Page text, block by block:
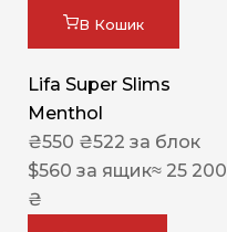
В Кошик
Lifa Super Slims
Menthol
₴550 ₴522 за блок
$560 за ящик≈ 25 200
₴